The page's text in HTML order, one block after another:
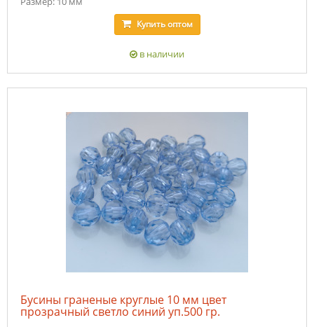
Купитьоптом
в наличии
Бусины граненые круглые 10 мм цвет
прозрачный светло синий уп.500 гр.